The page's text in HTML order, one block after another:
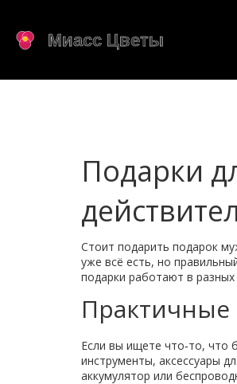
Подарки
Стоит подарить подарок
уже всё есть, но
подарки работают в
Если вы ищете что‑то, что
инструменты, аксессуары
аккумулятор или